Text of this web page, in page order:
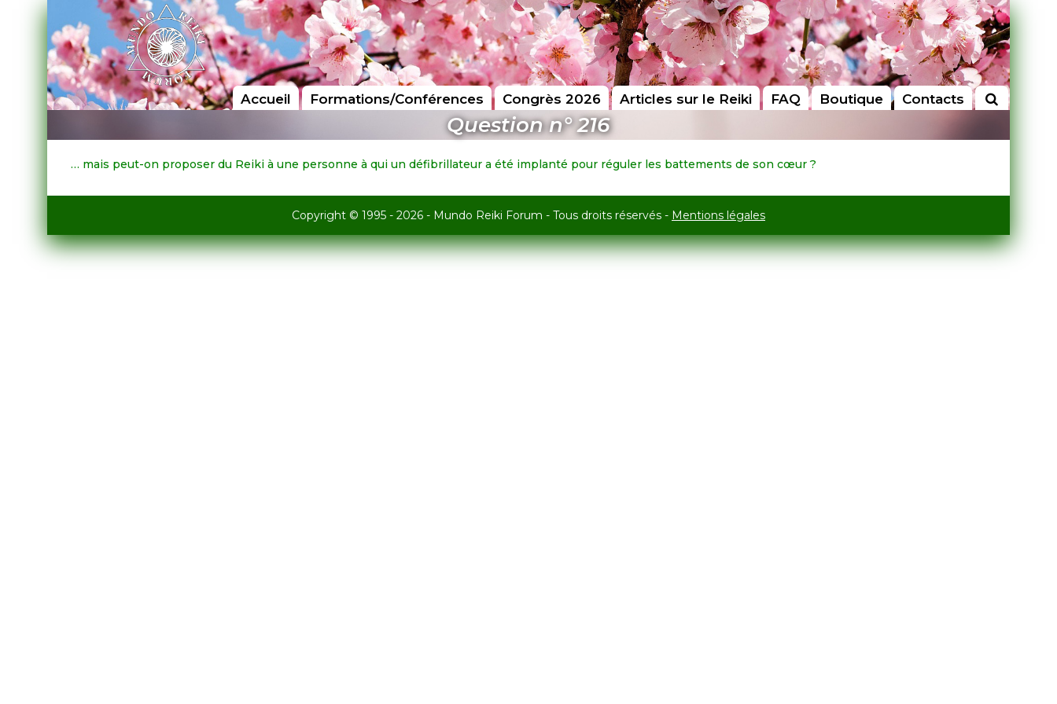
Accueil Formations/Conférences Congrès 2026 Articles sur le Reiki FAQ Boutique Contacts
Question n° 216
… mais peut-on proposer du Reiki à une personne à qui un défibrillateur a été implanté pour réguler les battements de son cœur ?
Copyright © 1995 - 2026 - Mundo Reiki Forum - Tous droits réservés - Mentions légales